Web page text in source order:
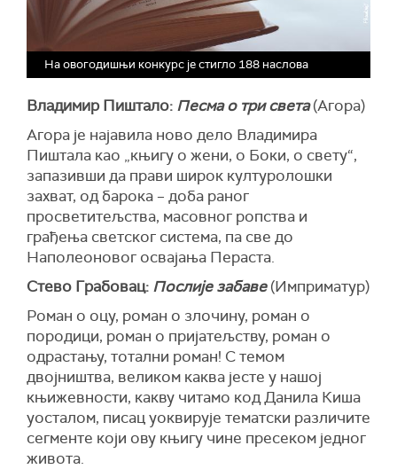
На овогодишњи конкурс је стигло 188 наслова
Владимир Пиштало: Песма о три света (Агора)
Агора је најавила ново дело Владимира
Пиштала као „књигу о жени, о Боки, о свету“,
запазивши да прави широк културолошки
захват, од барока – доба раног
просветитељства, масовног ропства и
грађења светског система, па све до
Наполеоновог освајања Пераста.
Стево Грабовац: Послије забаве(Имприматур)
Роман о оцу, роман о злочину, роман о
породици, роман о пријатељству, роман о
одрастању, тотални роман! С темом
двојништва, великом каква јесте у нашој
књижевности, какву читамо код Данила Киша
уосталом, писац уоквирује тематски различите
сегменте који ову књигу чине пресеком једног
живота.